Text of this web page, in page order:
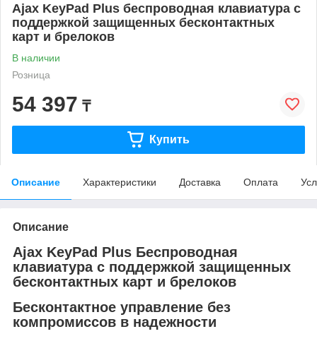
Ajax KeyPad Plus беспроводная клавиатура с
поддержкой защищенных бесконтактных
карт и брелоков
В наличии
Розница
54 397 ₸
Купить
Описание Характеристики Доставка Оплата
Описание
Ajax KeyPad Plus Беспроводная
клавиатура с поддержкой защищенных
бесконтактных карт и брелоков
Бесконтактное управление без
компромиссов в надежности